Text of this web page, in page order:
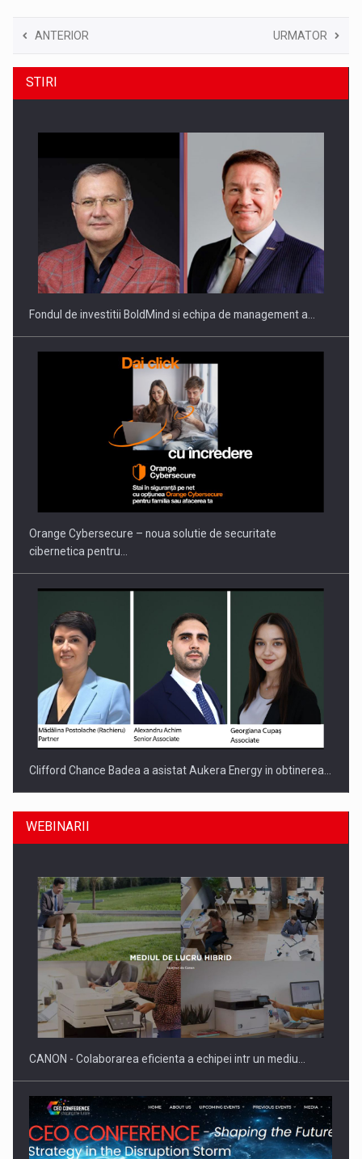
ANTERIOR URMATOR
STIRI
Fondul de investitii BoldMind si echipa de management a…
Orange Cybersecure – noua solutie de securitate
cibernetica pentru…
Clifford Chance Badea a asistat Aukera Energy in obtinerea…
SAPTE PERSONALITATI DIN MEDIUL DE AFACERI, ACADEMIC
SI INSTITUTIONAL…
WEBINARII
CANON - Colaborarea eficienta a echipei intr un mediu…